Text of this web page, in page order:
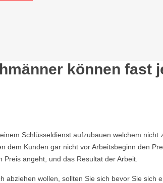
können fast
Schlüsseldienst aufzubauen welchem
dem Kunden gar nicht vor Arbeitsbeginn den
angeht, und das Resultat der Arbeit.
abziehen wollen, sollten Sie sich bevor Sie